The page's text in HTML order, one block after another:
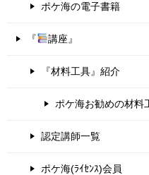
ポケ海の電子書籍
『 講座』
『材料工具』紹介
ポケ海お勧めの材料
認定講師一覧
ポケ海(ﾗｲｾﾝｽ)会員